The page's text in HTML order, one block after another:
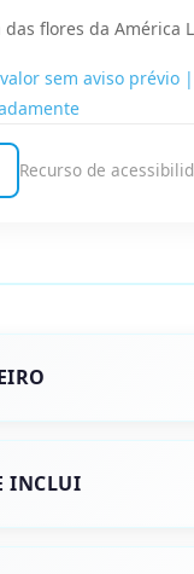
flores da América
sem aviso prévio
Recurso de
INCLUI